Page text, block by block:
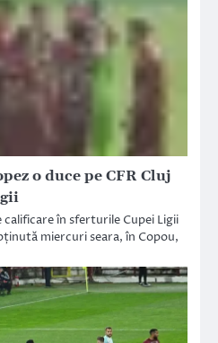
o duce pe CFR Cluj
calificare în sferturile Cupei Ligii
miercuri seara, în Copou,